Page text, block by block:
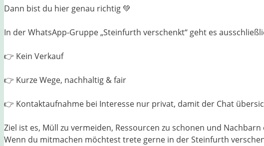
Dann bist du hier genau richtig 💚
In der WhatsApp-Gruppe „Steinfurth verschenkt“ geht es
👉 Kein Verkauf
👉 Kurze Wege, nachhaltig & fair
👉 Kontaktaufnahme bei Interesse nur privat, damit der Chat
Ziel ist es, Müll zu vermeiden, Ressourcen zu schonen und Nachbarn
Wenn du mitmachen möchtest trete gerne in der Steinfurth